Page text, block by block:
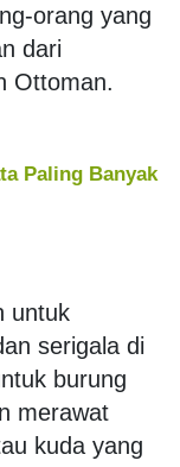
orang yang
dari
Ottoman.
Paling Banyak
untuk
serigala di
burung
merawat
kuda yang